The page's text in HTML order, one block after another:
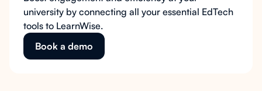
university by connecting all your essential EdTech
tools to LearnWise.
Book a demo